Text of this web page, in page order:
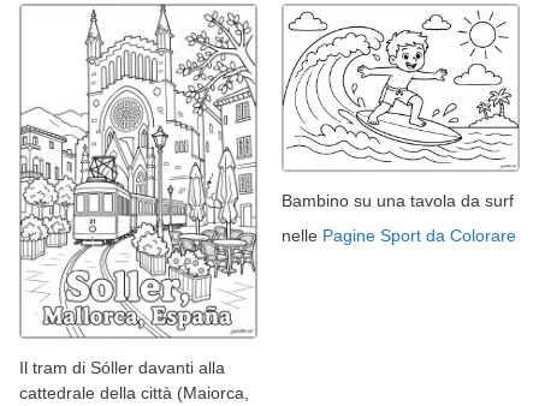
Il tram di Sóller davanti alla
cattedrale della città (Maiorca,
Bambino su una tavola da surf
nelle Pagine Sport da Colorare